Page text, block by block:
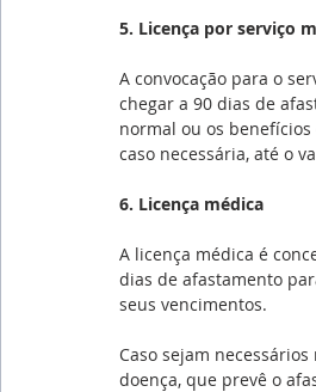
5. Licença por serviço
A convocação para o
chegar a 90 dias de
normal ou os
caso necessária, até o
6. Licença médica
A licença médica é
dias de afastamento
seus vencimentos.
Caso sejam
doença, que prevê o